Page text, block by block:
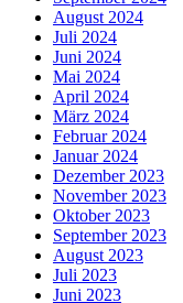
August 2024
Juli 2024
Juni 2024
Mai 2024
April 2024
März 2024
Februar 2024
Januar 2024
Dezember 2023
November 2023
Oktober 2023
September 2023
August 2023
Juli 2023
Juni 2023